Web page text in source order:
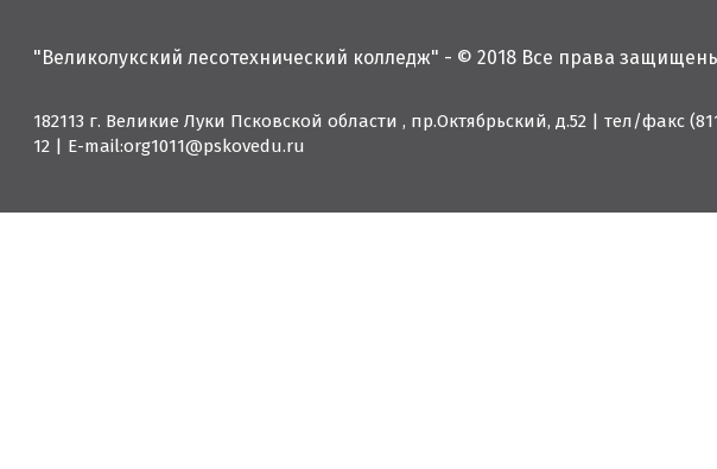
"Великолукский лесотехнический колледж" - © 2018 Все права
182113 г. Великие Луки Псковской области , пр.Октябрьский, д.52 | тел/факс
12 | E-mail:org1011@pskovedu.ru